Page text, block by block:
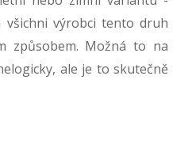
výrobci tento druh
způsobem. Možná to na
ale je to skutečně